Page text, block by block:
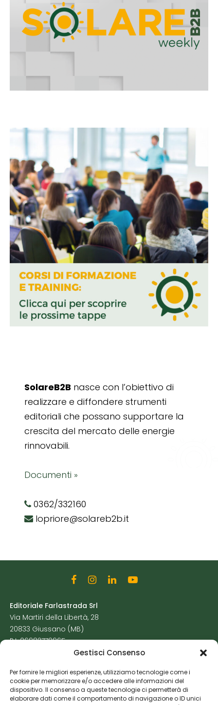
Gestisci Consenso
Per fornire le migliori esperienze, utilizziamo tecnologie come i
cookie per memorizzare e/o accedere alle informazioni del
dispositivo. Il consenso a queste tecnologie ci permetterà di
elaborare dati come il comportamento di navigazione o ID unici
SolareB2B nasce con l’obiettivo di
realizzare e diffondere strumenti
editoriali che possano supportare la
crescita del mercato delle energie
rinnovabili.
Documenti »
0362/332160
lopriore@solareb2b.it
Editoriale Farlastrada Srl
Via Martiri della Libertà, 28
20833 Giussano (MB)
P.I. 06982770965
Cookie Policy
Risorse Aggiuntive